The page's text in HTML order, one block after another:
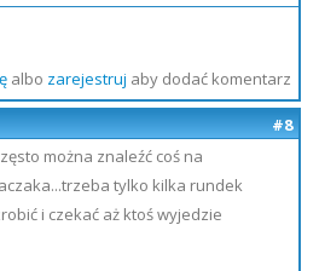
albo zarejestruj aby dodać komentarz
#8
można znaleźć coś na
tylko kilka rundek
i czekać aż ktoś wyjedzie